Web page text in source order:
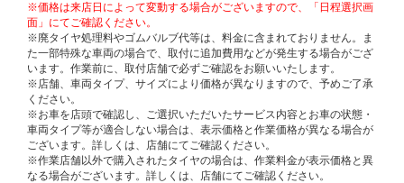
※価格は来店日によって変動する場合がございますので、「日程選択画
面」にてご確認ください。
※廃タイヤ処理料やゴムバルブ代等は、料金に含まれておりません。ま
た一部特殊な車両の場合で、取付に追加費用などが発生する場合がござ
います。作業前に、取付店舗で必ずご確認をお願いいたします。
※店舗、車両タイプ、サイズにより価格が異なりますので、予めご了承
ください。
※お車を店頭で確認し、ご選択いただいたサービス内容とお車の状態・
車両タイプ等が適合しない場合は、表示価格と作業価格が異なる場合が
ございます。詳しくは、店舗にてご確認ください。
※作業店舗以外で購入されたタイヤの場合は、作業料金が表示価格と異
なる場合がございます。詳しくは、店舗にてご確認ください。